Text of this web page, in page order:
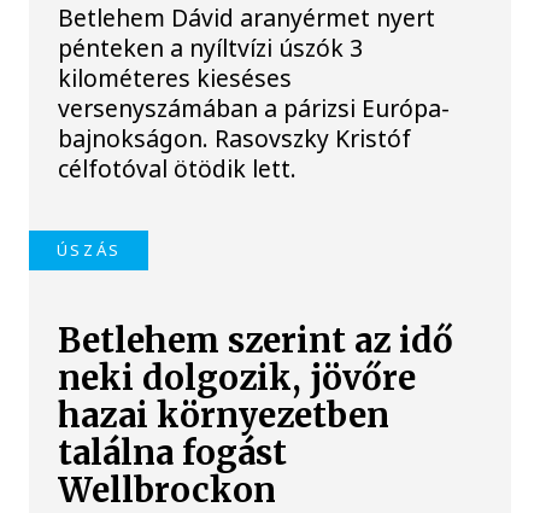
Betlehem Dávid aranyérmet nyert
pénteken a nyíltvízi úszók 3
kilométeres kieséses
versenyszámában a párizsi Európa-
bajnokságon. Rasovszky Kristóf
célfotóval ötödik lett.
ÚSZÁS
Betlehem szerint az idő
neki dolgozik, jövőre
hazai környezetben
találna fogást
Wellbrockon